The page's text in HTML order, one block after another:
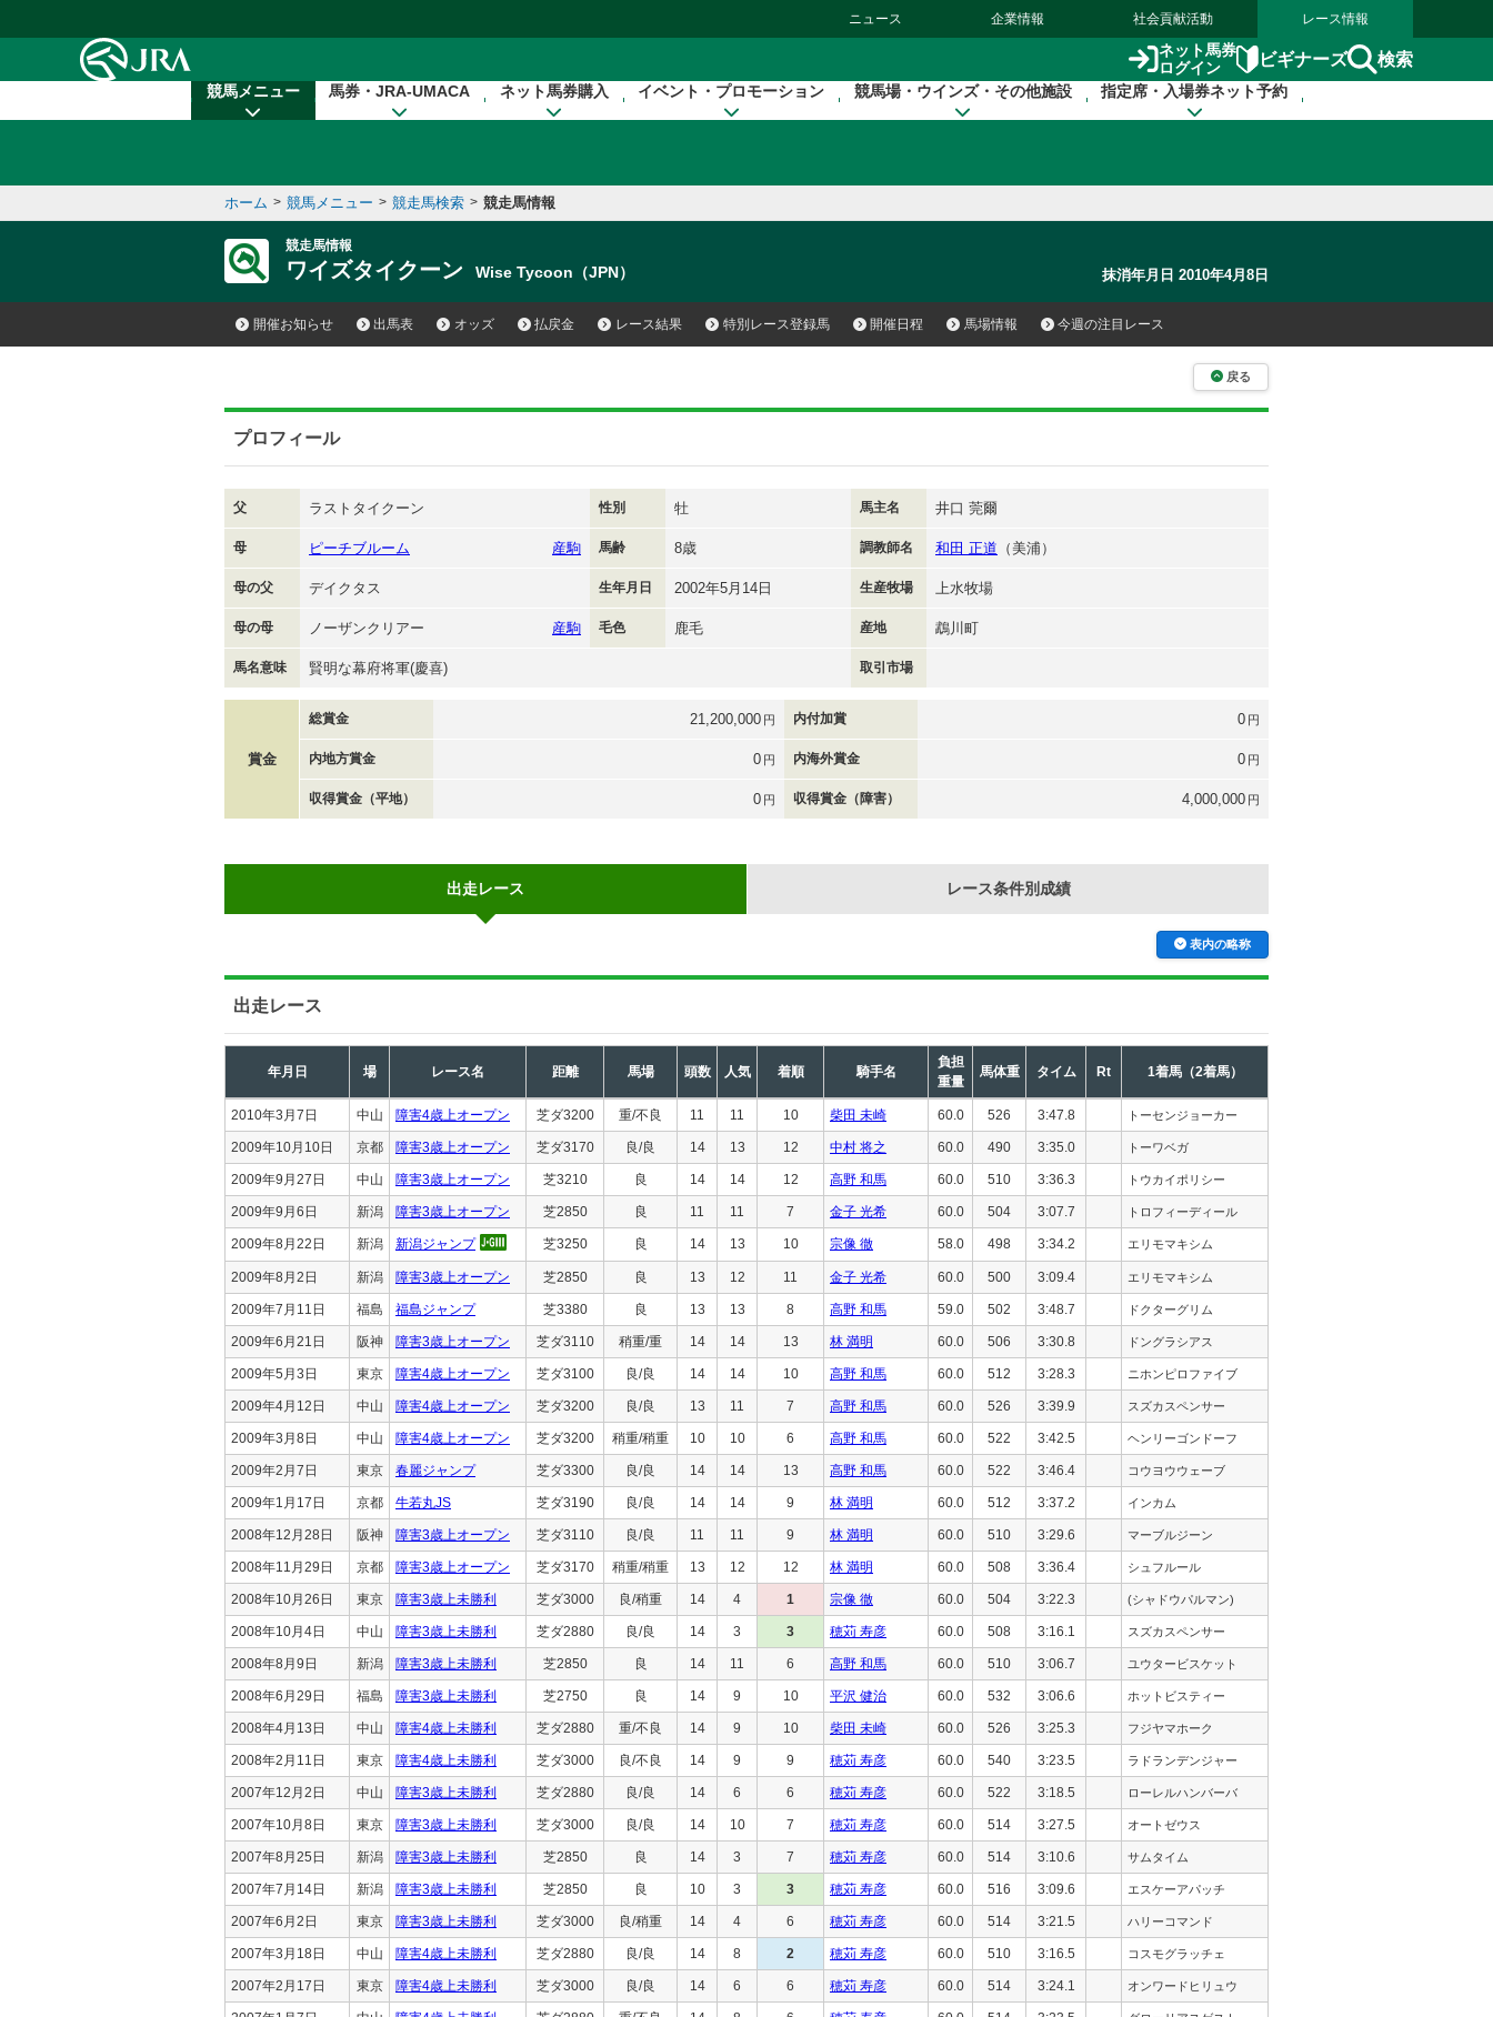
ニュース 企業情報 社会貢献活動 レース情報
ネット馬券
ログイン
ビギナーズ 検索
競馬メニュー 馬券・JRA-UMACA ネット馬券購入 イベント・プロモーション 競馬場・ウインズ・その他施設 指定席・入場券ネット予約
ホーム > 競馬メニュー > 競走馬検索 > 競走馬情報
競走馬情報
ワイズタイクーン Wise Tycoon（JPN） 抹消年月日 2010年4月8日
開催お知らせ 出馬表 オッズ 払戻金 レース結果 特別レース登録馬 開催日程 馬場情報 今週の注目レース
戻る
プロフィール
父 ラストタイクーン 性別 牡 馬主名 井口 莞爾
母 ピーチブルーム 産駒 馬齢 8歳 調教師名 和田 正道 （美浦）
母の父 デイクタス 生年月日 2002年5月14日 生産牧場 上水牧場
母の母 ノーザンクリアー 産駒 毛色 鹿毛 産地 鵡川町
馬名意味 賢明な幕府将軍(慶喜) 取引市場
賞金
総賞金 21,200,000 円 内付加賞 0 円
内地方賞金 0 円 内海外賞金 0 円
収得賞金（平地） 0 円 収得賞金（障害） 4,000,000 円
出走レース レース条件別成績
表内の略称
出走レース
年月日 場 レース名 距離 馬場 頭数 人気 着順 騎手名
負担
重量
馬体重 タイム Rt 1着馬（2着馬）
2010年3月7日 中山 障害4歳上オープン 芝ダ3200 重/不良 11 11 10 柴田 未崎 60.0 526 3:47.8 トーセンジョーカー
2009年10月10日 京都 障害3歳上オープン 芝ダ3170 良/良 14 13 12 中村 将之 60.0 490 3:35.0 トーワベガ
2009年9月27日 中山 障害3歳上オープン 芝3210 良 14 14 12 高野 和馬 60.0 510 3:36.3 トウカイポリシー
2009年9月6日 新潟 障害3歳上オープン 芝2850 良 11 11 7 金子 光希 60.0 504 3:07.7 トロフィーディール
2009年8月22日 新潟 新潟ジャンプ 芝3250 良 14 13 10 宗像 徹 58.0 498 3:34.2 エリモマキシム
2009年8月2日 新潟 障害3歳上オープン 芝2850 良 13 12 11 金子 光希 60.0 500 3:09.4 エリモマキシム
2009年7月11日 福島 福島ジャンプ 芝3380 良 13 13 8 高野 和馬 59.0 502 3:48.7 ドクターグリム
2009年6月21日 阪神 障害3歳上オープン 芝ダ3110 稍重/重 14 14 13 林 満明 60.0 506 3:30.8 ドングラシアス
2009年5月3日 東京 障害4歳上オープン 芝ダ3100 良/良 14 14 10 高野 和馬 60.0 512 3:28.3 ニホンピロファイブ
2009年4月12日 中山 障害4歳上オープン 芝ダ3200 良/良 13 11 7 高野 和馬 60.0 526 3:39.9 スズカスペンサー
2009年3月8日 中山 障害4歳上オープン 芝ダ3200 稍重/稍重 10 10 6 高野 和馬 60.0 522 3:42.5 ヘンリーゴンドーフ
2009年2月7日 東京 春麗ジャンプ 芝ダ3300 良/良 14 14 13 高野 和馬 60.0 522 3:46.4 コウヨウウェーブ
2009年1月17日 京都 牛若丸JS 芝ダ3190 良/良 14 14 9 林 満明 60.0 512 3:37.2 インカム
2008年12月28日 阪神 障害3歳上オープン 芝ダ3110 良/良 11 11 9 林 満明 60.0 510 3:29.6 マーブルジーン
2008年11月29日 京都 障害3歳上オープン 芝ダ3170 稍重/稍重 13 12 12 林 満明 60.0 508 3:36.4 シュフルール
2008年10月26日 東京 障害3歳上未勝利 芝ダ3000 良/稍重 14 4 1 宗像 徹 60.0 504 3:22.3 (シャドウパルマン)
2008年10月4日 中山 障害3歳上未勝利 芝ダ2880 良/良 14 3 3 穂苅 寿彦 60.0 508 3:16.1 スズカスペンサー
2008年8月9日 新潟 障害3歳上未勝利 芝2850 良 14 11 6 高野 和馬 60.0 510 3:06.7 ユウタービスケット
2008年6月29日 福島 障害3歳上未勝利 芝2750 良 14 9 10 平沢 健治 60.0 532 3:06.6 ホットビスティー
2008年4月13日 中山 障害4歳上未勝利 芝ダ2880 重/不良 14 9 10 柴田 未崎 60.0 526 3:25.3 フジヤマホーク
2008年2月11日 東京 障害4歳上未勝利 芝ダ3000 良/不良 14 9 9 穂苅 寿彦 60.0 540 3:23.5 ラドランデンジャー
2007年12月2日 中山 障害3歳上未勝利 芝ダ2880 良/良 14 6 6 穂苅 寿彦 60.0 522 3:18.5 ローレルハンバーバ
2007年10月8日 東京 障害3歳上未勝利 芝ダ3000 良/良 14 10 7 穂苅 寿彦 60.0 514 3:27.5 オートゼウス
2007年8月25日 新潟 障害3歳上未勝利 芝2850 良 14 3 7 穂苅 寿彦 60.0 514 3:10.6 サムタイム
2007年7月14日 新潟 障害3歳上未勝利 芝2850 良 10 3 3 穂苅 寿彦 60.0 516 3:09.6 エスケーアパッチ
2007年6月2日 東京 障害3歳上未勝利 芝ダ3000 良/稍重 14 4 6 穂苅 寿彦 60.0 514 3:21.5 ハリーコマンド
2007年3月18日 中山 障害4歳上未勝利 芝ダ2880 良/良 14 8 2 穂苅 寿彦 60.0 510 3:16.5 コスモグラッチェ
2007年2月17日 東京 障害4歳上未勝利 芝ダ3000 良/良 14 6 6 穂苅 寿彦 60.0 514 3:24.1 オンワードヒリュウ